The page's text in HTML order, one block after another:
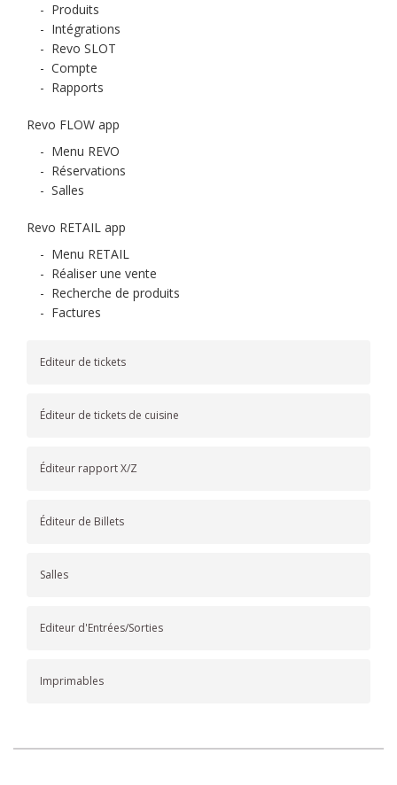
- Produits
- Intégrations
- Revo SLOT
- Compte
- Rapports
Revo FLOW app
- Menu REVO
- Réservations
- Salles
Revo RETAIL app
- Menu RETAIL
- Réaliser une vente
- Recherche de produits
- Factures
Editeur de tickets
Éditeur de tickets de cuisine
Éditeur rapport X/Z
Éditeur de Billets
Salles
Editeur d'Entrées/Sorties
Imprimables